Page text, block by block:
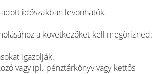
időszakban levonhatók.
a következőket kell megőrizned:
igazolják.
vagy (pl. pénztárkönyv vagy kettős